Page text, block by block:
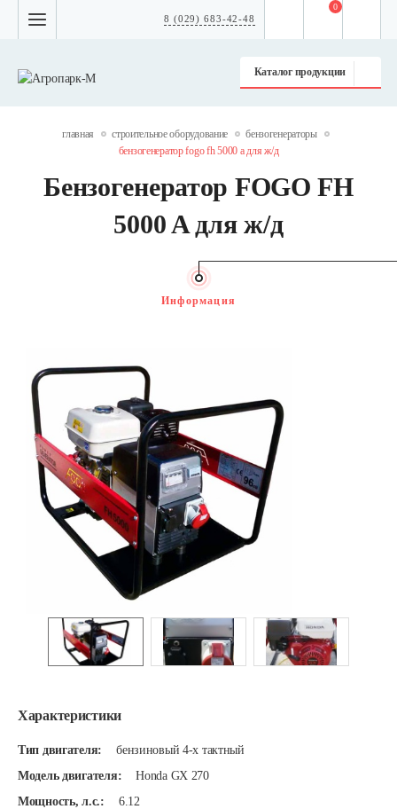
8 (029) 683-42-48
Каталог продукции
0
главная строительное оборудование
бензогенераторы
бензогенератор fogo fh 5000 a для ж/д
Бензогенератор FOGO FH
5000 A для ж/д
Характеристики
Тип двигателя:
бензиновый 4-х тактный
Модель двигателя:
Honda GX 270
Мощность, л.с.:
6.12
Информация